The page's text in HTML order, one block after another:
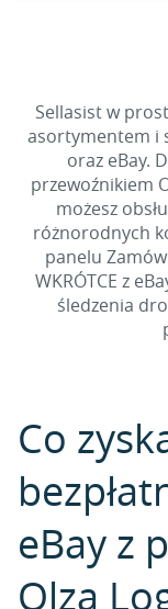
Sellasist w
asortymentem i
oraz eBay.
przewoźnikiem
możesz
różnorodnych
panelu
WKRÓTCE z
śledzenia
Co
eBay z
Olza